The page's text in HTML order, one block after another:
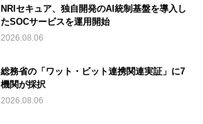
NRIセキュア、独自開発のAI統制基盤を導入し
たSOCサービスを運用開始
2026.08.06
総務省の「ワット・ビット連携関連実証」に7
機関が採択
2026.08.06